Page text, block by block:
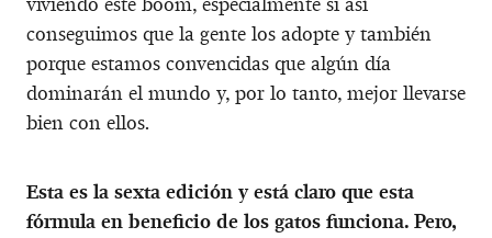
conseguimos que la gente los adopte y también
porque estamos convencidas que algún día
dominarán el mundo y, por lo tanto, mejor llevarse
bien con ellos.
Esta es la sexta edición y está claro que esta
fórmula en beneficio de los gatos funciona. Pero,